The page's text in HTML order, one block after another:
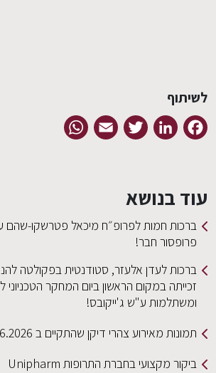
לשיתוף
Facebook
LinkedIn
Twitter
Email
עוד בנושא
ברכות חמות לפרופ״ח מיכאל פטרשקו-שהם
פרופסור חבר!
ברכות לעדן אלעזר, סטודנטית בפקולטה
זכייתה במקום הראשון ביום המחקר
ומשתלמות ע"ש ג'ייקובס!
תמונות מאירוע צהרי דיקן שהתקיים ב 10.6.2026
ביקור מקצועי בחברת התרופות Unipharm